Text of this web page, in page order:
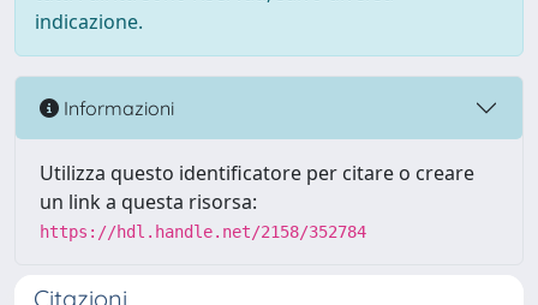
indicazione.
Informazioni
Utilizza questo identificatore per citare o creare
un link a questa risorsa:
https://hdl.handle.net/2158/352784
Citazioni